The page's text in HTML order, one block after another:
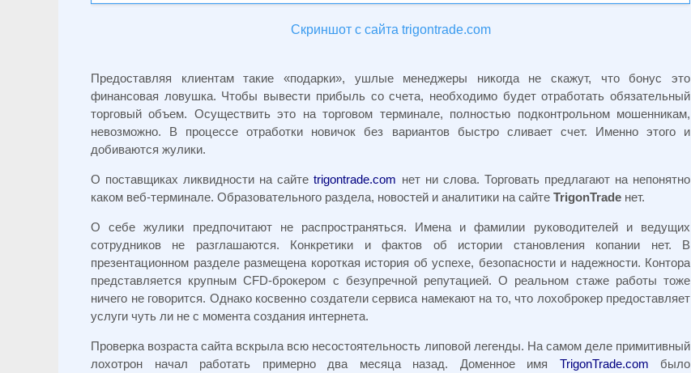
Скриншот с сайта trigontrade.com
Предоставляя клиентам такие «подарки», ушлые менеджеры никогда не скажут, что бонус это
финансовая ловушка. Чтобы вывести прибыль со счета, необходимо будет отработать обязательный
торговый объем. Осуществить это на торговом терминале, полностью подконтрольном мошенникам,
невозможно. В процессе отработки новичок без вариантов быстро сливает счет. Именно этого и
добиваются жулики.
О поставщиках ликвидности на сайтеtrigontrade.com нет ни слова. Торговать предлагают на непонятно
каком веб-терминале. Образовательного раздела, новостей и аналитики на сайте TrigonTrade нет.
О себе жулики предпочитают не распространяться. Имена и фамилии руководителей и ведущих
сотрудников не разглашаются. Конкретики и фактов об истории становления копании нет. В
презентационном разделе размещена короткая история об успехе, безопасности и надежности. Контора
представляется крупным CFD-брокером с безупречной репутацией. О реальном стаже работы тоже
ничего не говорится. Однако косвенно создатели сервиса намекают на то, что лохоброкер предоставляет
услуги чуть ли не с момента создания интернета.
Проверка возраста сайта вскрыла всю несостоятельность липовой легенды. На самом деле примитивный
лохотрон начал работать примерно два месяца назад. Доменное имя TrigonTrade.com было